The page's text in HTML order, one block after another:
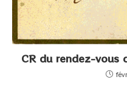
CR du rendez-vous